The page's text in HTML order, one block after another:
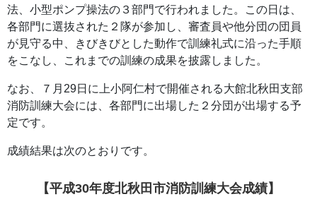
法、小型ポンプ操法の３部門で行われました。この日は、
各部門に選抜された２隊が参加し、審査員や他分団の団員
が見守る中、きびきびとした動作で訓練礼式に沿った手順
をこなし、これまでの訓練の成果を披露しました。
なお、７月29日に上小阿仁村で開催される大館北秋田支部
消防訓練大会には、各部門に出場した２分団が出場する予
定です。
成績結果は次のとおりです。
【平成30年度北秋田市消防訓練大会成績】